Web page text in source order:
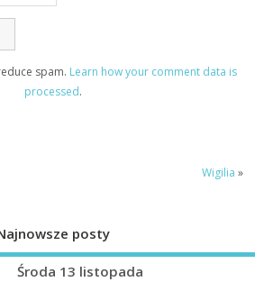
spam. Learn how your comment data is
processed.
Wigilia »
posty
Środa 13 listopada